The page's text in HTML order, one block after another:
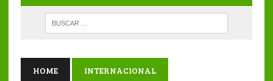
HOME INTERNACIONAL